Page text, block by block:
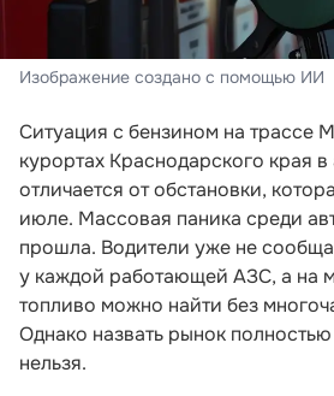
Изображение создано с помощью ИИ
Ситуация с бензином на трассе
курортах Краснодарского края в
отличается от обстановки,
июле. Массовая паника среди
прошла. Водители уже не
у каждой работающей АЗС, а на
топливо можно найти без
Однако назвать рынок
нельзя.